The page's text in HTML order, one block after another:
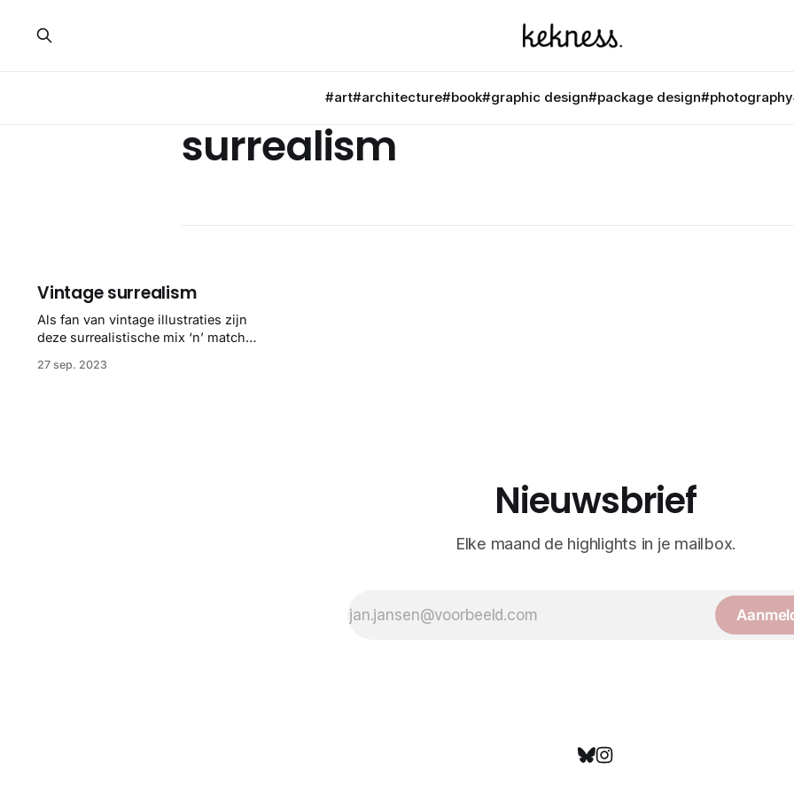
#art#architecture#book#graphic design#package design#photography
surrealism
Vintage surrealism
Als fan van vintage illustraties zijn
deze surrealistische mix ‘n’ match
verkeerd. Bloemige vissen en
27 sep. 2023
Nieuwsbrief
Elke maand de highlights in je mailbox.